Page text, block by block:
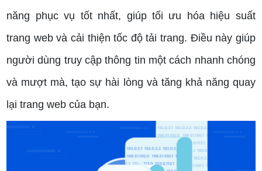
năng phục vụ tốt nhất, giúp tối ưu hóa hiệu suất
trang web và cải thiện tốc độ tải trang. Điều này giúp
người dùng truy cập thông tin một cách nhanh chóng
và mượt mà, tạo sự hài lòng và tăng khả năng quay
lại trang web của bạn.